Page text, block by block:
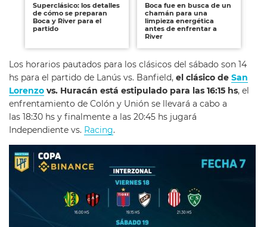
Superclásico: los detalles
de cómo se preparan
Boca y River para el
partido
Boca fue en busca de un
chamán para una
limpieza energética
antes de enfrentar a
River
Los horarios pautados para los clásicos del sábado son 14
hs para el partido de Lanús vs. Banfield, el clásico de San
Lorenzo vs. Huracán está estipulado para las 16:15 hs, el
enfrentamiento de Colón y Unión se llevará a cabo a
las 18:30 hs y finalmente a las 20:45 hs jugará
Independiente vs. Racing.